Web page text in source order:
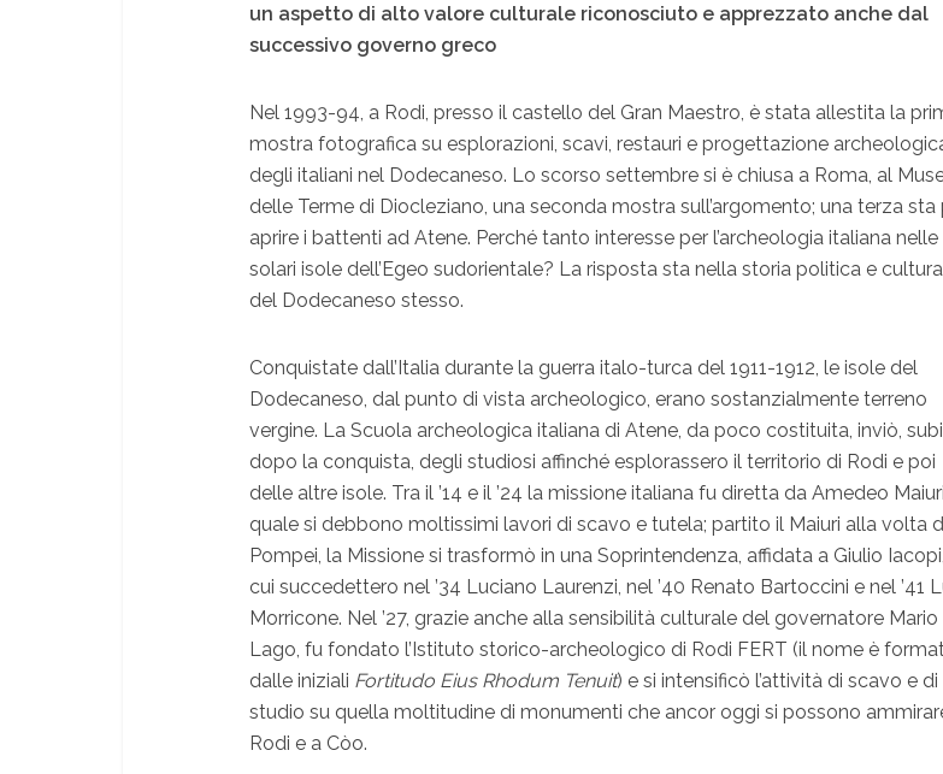
un aspetto di alto valore culturale riconosciuto e apprezzato anche dal
successivo governo greco
Nel 1993-94, a Rodi, presso il castello del Gran Maestro, è stata allestita la
mostra fotografica su esplorazioni, scavi, restauri e progettazione
degli italiani nel Dodecaneso. Lo scorso settembre si è chiusa a Roma, al
delle Terme di Diocleziano, una seconda mostra sull’argomento; una terza sta
aprire i battenti ad Atene. Perché tanto interesse per l’archeologia italiana nelle
solari isole dell’Egeo sudorientale? La risposta sta nella storia politica e
del Dodecaneso stesso.
Conquistate dall’Italia durante la guerra italo-turca del 1911-1912, le isole del
Dodecaneso, dal punto di vista archeologico, erano sostanzialmente terreno
vergine. La Scuola archeologica italiana di Atene, da poco costituita, inviò,
dopo la conquista, degli studiosi affinché esplorassero il territorio di Rodi e poi
delle altre isole. Tra il ’14 e il ’24 la missione italiana fu diretta da Amedeo
quale si debbono moltissimi lavori di scavo e tutela; partito il Maiuri alla volta
Pompei, la Missione si trasformò in una Soprintendenza, affidata a Giulio Iacopi,
cui succedettero nel ’34 Luciano Laurenzi, nel ’40 Renato Bartoccini e nel ’41
Morricone. Nel ’27, grazie anche alla sensibilità culturale del governatore Mario
Lago, fu fondato l’Istituto storico-archeologico di Rodi FERT (il nome è
dalle iniziali Fortitudo Eius Rhodum Tenuit) e si intensificò l’attività di scavo e di
studio su quella moltitudine di monumenti che ancor oggi si possono
Rodi e a Còo.